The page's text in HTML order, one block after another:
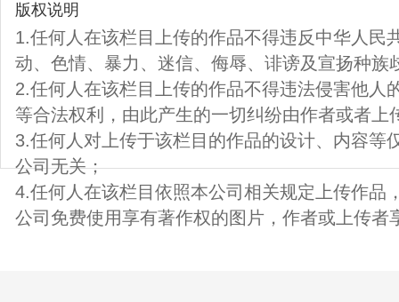
版权说明
1.任何人在该栏目上传的作品不得违反中华人民
动、色情、暴力、迷信、侮辱、诽谤及宣扬种族
2.任何人在该栏目上传的作品不得违法侵害他人
等合法权利，由此产生的一切纠纷由作者或者上
3.任何人对上传于该栏目的作品的设计、内容等
公司无关；
4.任何人在该栏目依照本公司相关规定上传作品
公司免费使用享有著作权的图片，作者或上传者